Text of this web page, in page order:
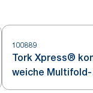
100889
Tork Xpress®
weiche Multifold-